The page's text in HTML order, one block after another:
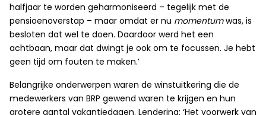
halfjaar te worden geharmoniseerd – tegelijk met de
pensioenoverstap – maar omdat er nu momentumwas, is
besloten dat wel te doen. Daardoor werd het een
achtbaan, maar dat dwingt je ook om te focussen. Je hebt
geen tijd om fouten te maken.’
Belangrijke onderwerpen waren de winstuitkering die de
medewerkers van BRP gewend waren te krijgen en hun
grotere aantal vakantiedagen. Lendering: ‘Het voorwerk van